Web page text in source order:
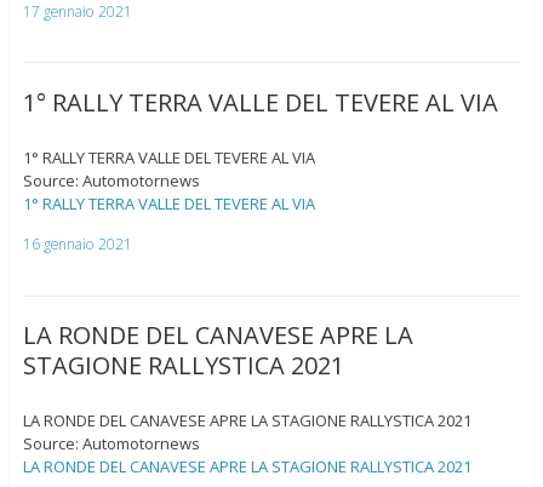
17 gennaio 2021
1° RALLY TERRA VALLE DEL TEVERE AL VIA
1° RALLY TERRA VALLE DEL TEVERE AL VIA
Source: Automotornews
1° RALLY TERRA VALLE DEL TEVERE AL VIA
16 gennaio 2021
LA RONDE DEL CANAVESE APRE LA
STAGIONE RALLYSTICA 2021
LA RONDE DEL CANAVESE APRE LA STAGIONE RALLYSTICA 2021
Source: Automotornews
LA RONDE DEL CANAVESE APRE LA STAGIONE RALLYSTICA 2021